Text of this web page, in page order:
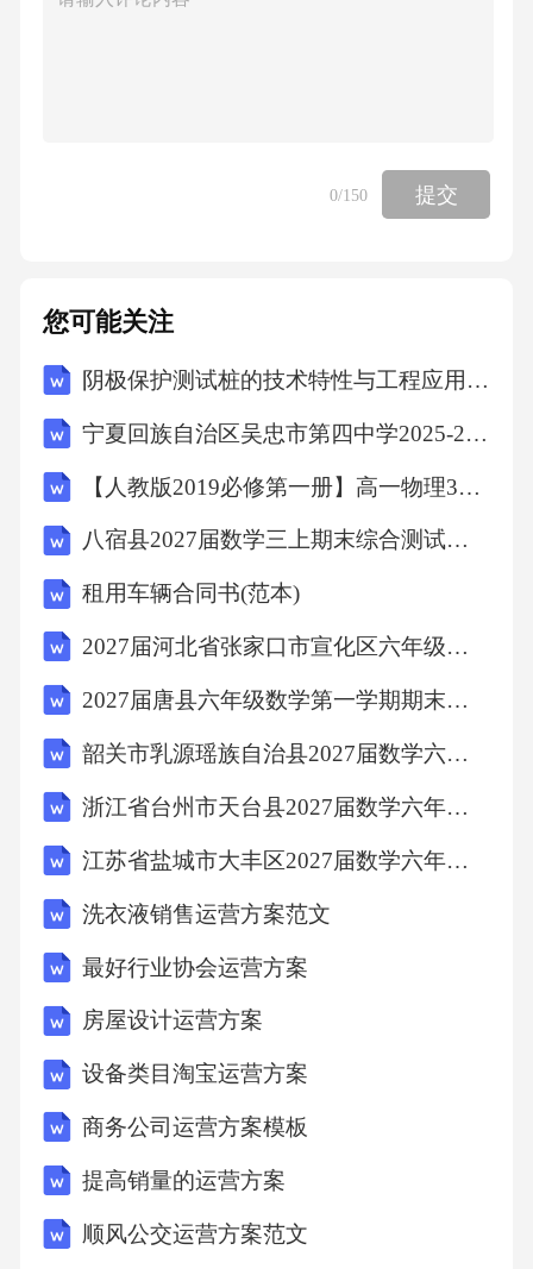
7.2案例分析：失败民宿运营模式
7.3案例启示与借鉴
7.4风险管理与应对策略
八、XXXXXX
8.2建议与展望
九、北京民宿运营方案案例
9.1方案实施的关键成功因素
9.2潜在挑战与应对策略
9.3长期运营策略
0/150 提交
您可能关注
阴极保护测试桩的技术特性与工程应用要点
宁夏回族自治区吴忠市第四中学2025-2026学年第二学期九年级数学阶段性学情调研（三）(文字版含答案)
【人教版2019必修第一册】高一物理3位置变化快慢的描述-速度（教学设计）教案
八宿县2027届数学三上期末综合测试试题含解析
租用车辆合同书(范本)
2027届河北省张家口市宣化区六年级数学第一学期期末检测模拟试题含解析
2027届唐县六年级数学第一学期期末学业水平测试模拟试题含解析
韶关市乳源瑶族自治县2027届数学六上期末质量跟踪监视模拟试题含解析
浙江省台州市天台县2027届数学六年级第一学期期末复习检测模拟试题含解析
江苏省盐城市大丰区2027届数学六年级第一学期期末检测模拟试题含解析
洗衣液销售运营方案范文
最好行业协会运营方案
房屋设计运营方案
设备类目淘宝运营方案
商务公司运营方案模板
提高销量的运营方案
顺风公交运营方案范文